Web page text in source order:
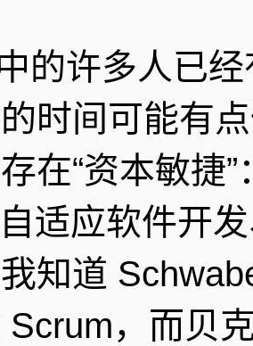
的许多人已
时间可能有
在“资本敏捷
适应软件开
知道
Scrum，而贝